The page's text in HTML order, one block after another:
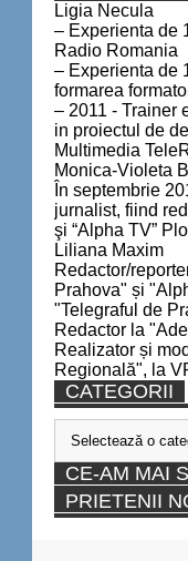
Ligia Necula
– Experienta de
Radio Romania
– Experienta de
formarea
– 2011 - Trainer
in proiectul de
Multimedia
Monica-Violeta
În septembrie
jurnalist, fiind
şi “Alpha TV”
Liliana Maxim
Redactor/
Prahova" și
"Telegraful de
Redactor la
Realizator și
Regională", la
CATEGORII
Categorii
CE-AM MAI
PRIETENII